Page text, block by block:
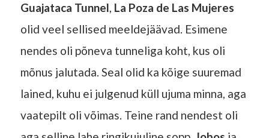
Guajataca Tunnel, La Poza de Las Mujeres
olid veel sellised meeldejäävad. Esimene
nendes oli põneva tunneliga koht, kus oli
mõnus jalutada. Seal olid ka kõige suuremad
lained, kuhu ei julgenud küll ujuma minna, aga
vaatepilt oli võimas. Teine rand nendest oli